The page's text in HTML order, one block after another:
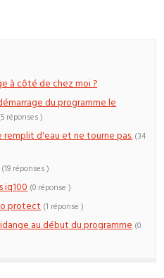
à côté de chez moi ?
du programme le
réponses )
remplit d'eau et ne tourne pas. (34
(19 réponses )
iq100 (0 réponse )
protect (1 réponse )
au début du programme (0